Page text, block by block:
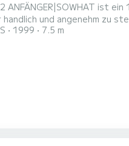
2 ANFÄNGER|SOWHAT ist
und angenehm zu
1999 7.5 m